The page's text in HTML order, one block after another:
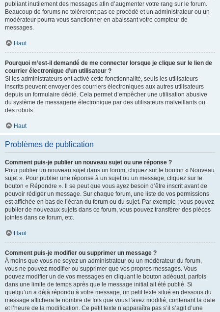
publiant inutilement des messages afin d’augmenter votre rang sur le forum.
Beaucoup de forums ne toléreront pas ce procédé et un administrateur ou un
modérateur pourra vous sanctionner en abaissant votre compteur de
messages.
Haut
Pourquoi m’est-il demandé de me connecter lorsque je clique sur le lien de
courrier électronique d’un utilisateur ?
Si les administrateurs ont activé cette fonctionnalité, seuls les utilisateurs
inscrits peuvent envoyer des courriers électroniques aux autres utilisateurs
depuis un formulaire dédié. Cela permet d’empêcher une utilisation abusive
du système de messagerie électronique par des utilisateurs malveillants ou
des robots.
Haut
Problèmes de publication
Comment puis-je publier un nouveau sujet ou une réponse ?
Pour publier un nouveau sujet dans un forum, cliquez sur le bouton « Nouveau
sujet ». Pour publier une réponse à un sujet ou un message, cliquez sur le
bouton « Répondre ». Il se peut que vous ayez besoin d’être inscrit avant de
pouvoir rédiger un message. Sur chaque forum, une liste de vos permissions
est affichée en bas de l’écran du forum ou du sujet. Par exemple : vous pouvez
publier de nouveaux sujets dans ce forum, vous pouvez transférer des pièces
jointes dans ce forum, etc.
Haut
Comment puis-je modifier ou supprimer un message ?
À moins que vous ne soyez un administrateur ou un modérateur du forum,
vous ne pouvez modifier ou supprimer que vos propres messages. Vous
pouvez modifier un de vos messages en cliquant le bouton adéquat, parfois
dans une limite de temps après que le message initial ait été publié. Si
quelqu’un a déjà répondu à votre message, un petit texte situé en dessous du
message affichera le nombre de fois que vous l’avez modifié, contenant la date
et l’heure de la modification. Ce petit texte n’apparaîtra pas s’il s’agit d’une